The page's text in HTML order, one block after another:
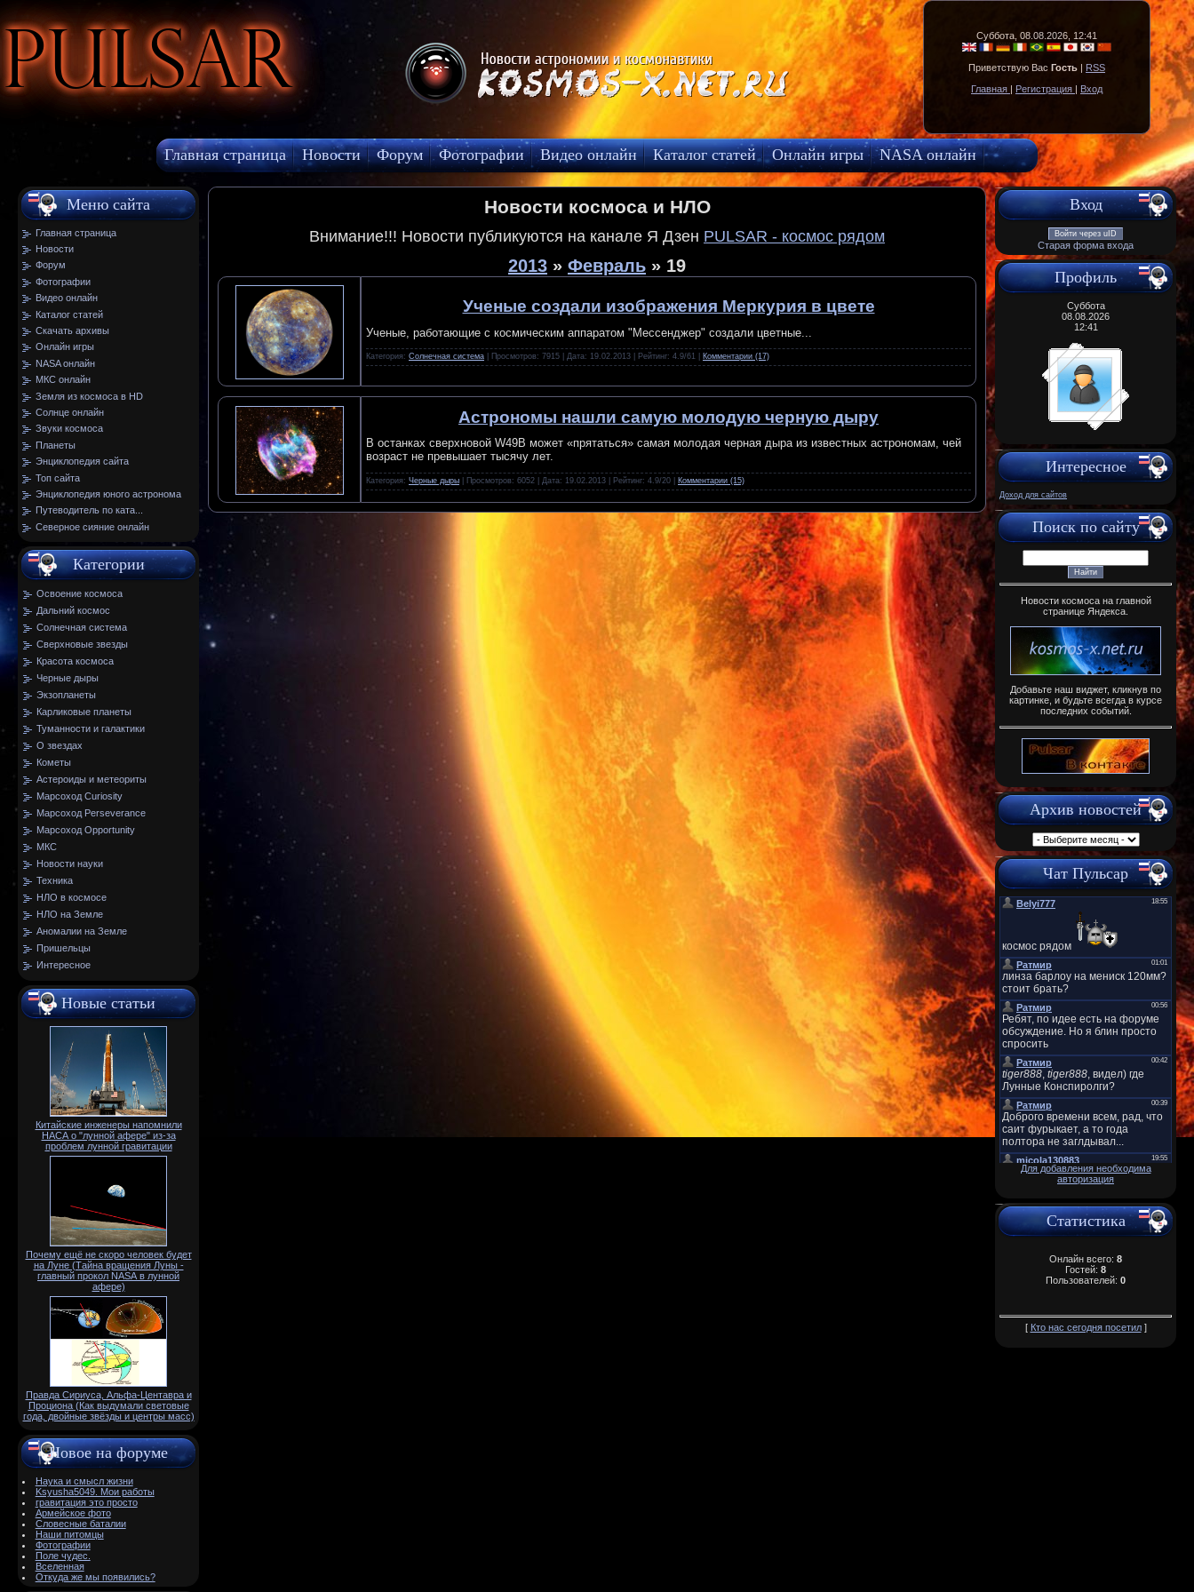
Pulsar Суббота, 08.08.2026, 12:41
Приветствую Вас Гость | RSS
Главная | Регистрация | Вход
Главная страница Новости Форум Фотографии Видео онлайн Каталог статей Онлайн игры
NASA онлайн
МКС онлайн
Меню сайта
Главная страница
Новости
Форум
Фотографии
Видео онлайн
Каталог статей
Скачать архивы
Онлайн игры
NASA онлайн
МКС онлайн
Земля из космоса в HD
Солнце онлайн
Звуки космоса
Планеты
Энциклопедия сайта
Топ сайта
Энциклопедия юного астронома
Путеводитель по ката...
Северное сияние онлайн
Категории
Освоение космоса
Дальний космос
Солнечная система
Сверхновые звезды
Красота космоса
Черные дыры
Экзопланеты
Карликовые планеты
Туманности и галактики
О звездах
Кометы
Астероиды и метеориты
Марсоход Curiosity
Марсоход Perseverance
Марсоход Opportunity
МКС
Новости науки
Техника
НЛО в космосе
НЛО на Земле
Аномалии на Земле
Пришельцы
Интересное
Новые статьи
Китайские инженеры напомнили
НАСА о "лунной афере" из-за
проблем лунной гравитации
Почему ещё не скоро человек будет
на Луне (Тайна вращения Луны -
главный прокол NАSА в лунной
афере)
Правда Сириуса, Альфа-Центавра и
Проциона (Как выдумали световые
года, двойные звёзды и центры масс)
Новое на форуме
Наука и смысл жизни
Ksyusha5049. Мои работы
гравитация это просто
Армейское фото
Словесные баталии
Наши питомцы
Фотографии
Поле чудес.
Вселенная
Откуда же мы появились?
Новости космоса и НЛО
Внимание!!! Новости публикуются на канале Я Дзен PULSAR - космос рядом
2013 » Февраль » 19
Ученые создали изображения Меркурия в цвете
Ученые, работающие с космическим аппаратом "Мессенджер" создали цветные...
Категория: Солнечная система | Просмотров: 7915 | Дата: 19.02.2013 | Рейтинг: 4.9/61 | Комментарии (17)
Астрономы нашли самую молодую черную дыру
В останках сверхновой W49B может «прятаться» самая молодая черная дыра из известных астрономам, чей
возраст не превышает тысячу лет.
Категория: Черные дыры | Просмотров: 6052 | Дата: 19.02.2013 | Рейтинг: 4.9/20 | Комментарии (15)
Вход
Войти через uID
Старая форма входа
Профиль
Суббота
08.08.2026
12:41
Интересное
Доход для сайтов
Поиск по сайту
Новости космоса на главной
странице Яндекса.
Добавьте наш виджет, кликнув по
картинке, и будьте всегда в курсе
последних событий.
Архив новостей
Чат Пульсар
Для добавления необходима
авторизация
Статистика
Онлайн всего: 8
Гостей: 8
Пользователей: 0
[ Кто нас сегодня посетил]